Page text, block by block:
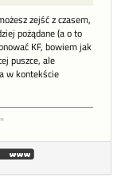
zejść z czasem,
pożądane (a o to
KF, bowiem jak
puszce, ale
w kontekście